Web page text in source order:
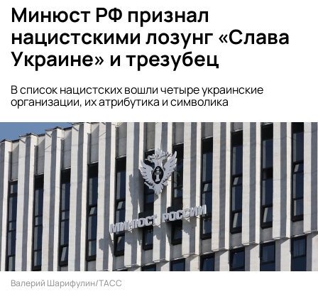
Минюст РФ признал
нацистскими лозунг «Слава
Украине» и трезубец
В список нацистских вошли четыре украинские
организации, их атрибутика и символика
Валерий Шарифулин/ТАСС